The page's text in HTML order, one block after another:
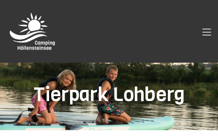
Tierpark Lohberg